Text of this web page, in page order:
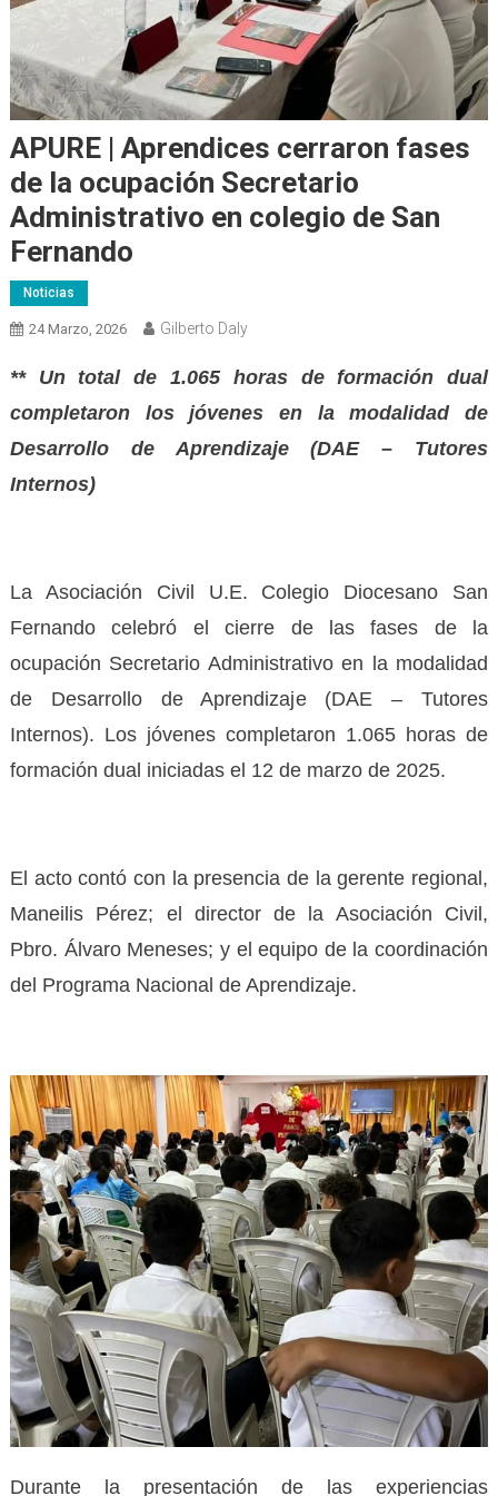
APURE | Aprendices cerraron fases
de la ocupación Secretario
Administrativo en colegio de San
Fernando
Noticias
24 Marzo, 2026 Gilberto Daly
** Un total de 1.065 horas de formación dual
completaron los jóvenes en la modalidad de
Desarrollo de Aprendizaje (DAE – Tutores
Internos)
La Asociación Civil U.E. Colegio Diocesano San
Fernando celebró el cierre de las fases de la
ocupación Secretario Administrativo en la modalidad
de Desarrollo de Aprendizaje (DAE – Tutores
Internos). Los jóvenes completaron 1.065 horas de
formación dual iniciadas el 12 de marzo de 2025.
El acto contó con la presencia de la gerente regional,
Maneilis Pérez; el director de la Asociación Civil,
Pbro. Álvaro Meneses; y el equipo de la coordinación
del Programa Nacional de Aprendizaje.
Durante la presentación de las experiencias